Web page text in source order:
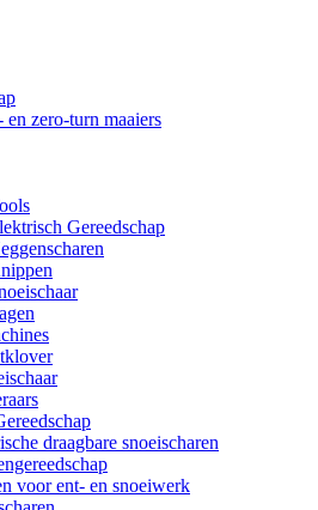
en zero-turn maaiers
Gereedschap
draagbare snoeischaren
voor ent- en snoeiwerk